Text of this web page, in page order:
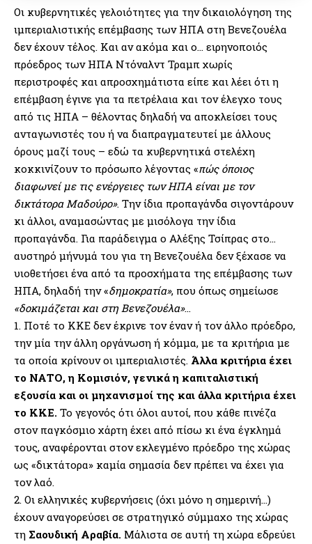
Οι κυβερνητικές γελοιότητες για την δικαιολόγηση της
ιμπεριαλιστικής επέμβασης των ΗΠΑ στη Βενεζουέλα
δεν έχουν τέλος. Και αν ακόμα και ο… ειρηνοποιός
πρόεδρος των ΗΠΑ Ντόναλντ Τραμπ χωρίς
περιστροφές και απροσχημάτιστα είπε και λέει ότι η
επέμβαση έγινε για τα πετρέλαια και τον έλεγχο τους
από τις ΗΠΑ – θέλοντας δηλαδή να αποκλείσει τους
ανταγωνιστές του ή να διαπραγματευτεί με άλλους
όρους μαζί τους – εδώ τα κυβερνητικά στελέχη
κοκκινίζουν το πρόσωπο λέγοντας «πώς όποιος
διαφωνεί με τις ενέργειες των ΗΠΑ είναι με τον
δικτάτορα Μαδούρο». Την ίδια προπαγάνδα σιγοντάρουν
κι άλλοι, αναμασώντας με μισόλογα την ίδια
προπαγάνδα. Για παράδειγμα ο Αλέξης Τσίπρας στο…
αυστηρό μήνυμά του για τη Βενεζουέλα δεν ξέχασε να
υιοθετήσει ένα από τα προσχήματα της επέμβασης των
ΗΠΑ, δηλαδή την «δημοκρατία», που όπως σημείωσε
«δοκιμάζεται και στη Βενεζουέλα»…
1. Ποτέ το ΚΚΕ δεν έκρινε τον έναν ή τον άλλο πρόεδρο,
την μία την άλλη οργάνωση ή κόμμα, με τα κριτήρια με
τα οποία κρίνουν οι ιμπεριαλιστές. Άλλα κριτήρια έχει
το ΝΑΤΟ, η Κομισιόν, γενικά η καπιταλιστική
εξουσία και οι μηχανισμοί της και άλλα κριτήρια έχει
το ΚΚΕ. Το γεγονός ότι όλοι αυτοί, που κάθε πινέζα
στον παγκόσμιο χάρτη έχει από πίσω κι ένα έγκλημά
τους, αναφέρονται στον εκλεγμένο πρόεδρο της χώρας
ως «δικτάτορα» καμία σημασία δεν πρέπει να έχει για
τον λαό.
2. Οι ελληνικές κυβερνήσεις (όχι μόνο η σημερινή…)
έχουν αναγορεύσει σε στρατηγικό σύμμαχο της χώρας
τη Σαουδική Αραβία. Μάλιστα σε αυτή τη χώρα εδρεύει